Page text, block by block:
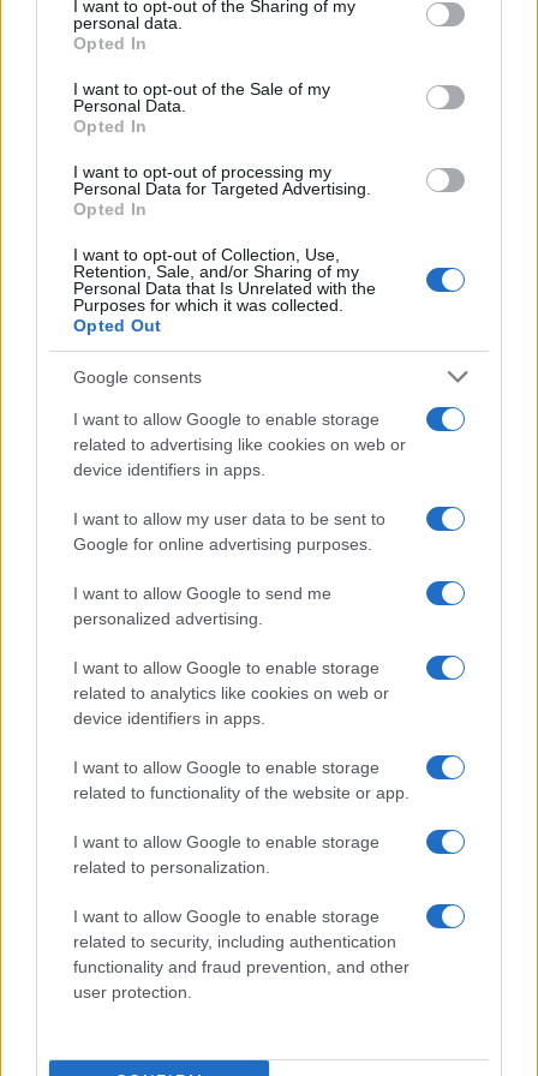
not limited to your visit or usage behaviour. You may click to
grant or deny consent to Google and its third-party tags to
use your data for below specified purposes in below Google
consent section.
I want to opt-out of the Sharing of my
personal data.
Opted In
I want to opt-out of the Sale of my
Personal Data.
Opted In
I want to opt-out of processing my
Personal Data for Targeted Advertising.
Opted In
I want to opt-out of Collection, Use,
Retention, Sale, and/or Sharing of my
Personal Data that Is Unrelated with the
Purposes for which it was collected.
Opted Out
Google consents
I want to allow Google to enable storage
related to advertising like cookies on web or
device identifiers in apps.
I want to allow my user data to be sent to
Google for online advertising purposes.
I want to allow Google to send me
personalized advertising.
I want to allow Google to enable storage
related to analytics like cookies on web or
device identifiers in apps.
I want to allow Google to enable storage
related to functionality of the website or app.
I want to allow Google to enable storage
related to personalization.
I want to allow Google to enable storage
related to security, including authentication
functionality and fraud prevention, and other
user protection.
en gran parte a la constante llovizna, que
confiere un resplandeciente brillo a las
sorprendentes formaciones rocosas y campos.
Las islas, escasamente pobladas, son un lugar
los deportes acuáticos son cada vez más
populares.
Divididas enHébridas Exteriores y Hébridas
Interiores, se puede llegar a las numerosas y
hermosas islasen transbordadores; los viajes
panorámicos a través de las aguas centelleantes
a lugares como Barra, Lewis y St. Kilda
perdurarán en la memoria, siendo la isla de Skye
el punto culminante indiscutible del lote.
7. Islas Orcadas
Situadas al norte de la Escocia continental, las
Islas Orcadas son una hermosa parte del país que
hay que explorar. Con más de 70 islas repartidas
por el archipiélago, la única pregunta es: ¿por
dónde empezar?
La parte continental, donde vive la mayoría de
los habitantes de la región,
alberga atractivas
ciudades como Kirkwall, Stromness y
Stenness. También merece la pena visitar otras
islas, como Hoy y South Ronaldsay, donde se
encuentran numerosos asentamientos antiguos y
mojones funerarios.